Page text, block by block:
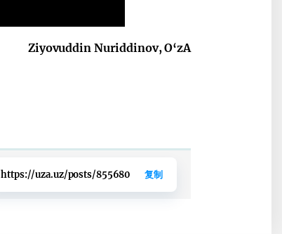
Ziyovuddin Nuriddinov, O‘zA
https://uza.uz/posts/855680 复制